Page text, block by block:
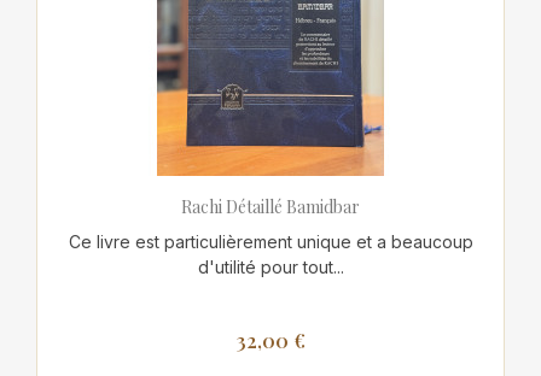
Rachi Détaillé Bamidbar
Ce livre est particulièrement unique et a beaucoup
d'utilité pour tout...
32,00 €